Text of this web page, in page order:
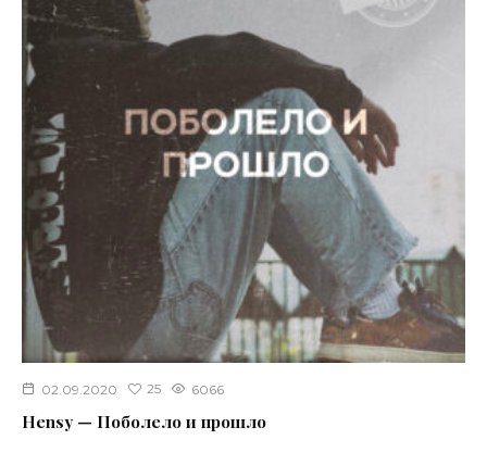
02.09.2020 25 6066
Hensy — Поболело и прошло